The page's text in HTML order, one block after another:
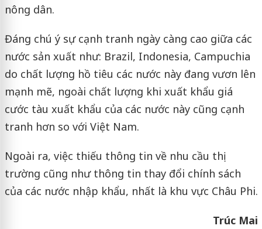
nông dân.
Đáng chú ý sự cạnh tranh ngày càng cao giữa các
nước sản xuất như: Brazil, Indonesia, Campuchia
do chất lượng hồ tiêu các nước này đang vươn lên
mạnh mẽ, ngoài chất lượng khi xuất khẩu giá
cước tàu xuất khẩu của các nước này cũng cạnh
tranh hơn so với Việt Nam.
Ngoài ra, việc thiếu thông tin về nhu cầu thị
trường cũng như thông tin thay đổi chính sách
của các nước nhập khẩu, nhất là khu vực Châu Phi.
Trúc Mai